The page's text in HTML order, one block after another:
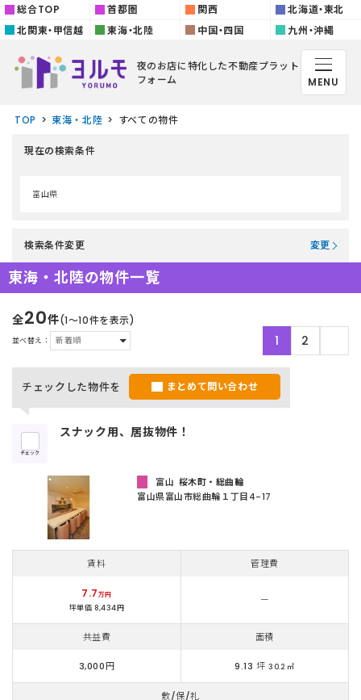
総合TOP 首都圏 関西
北海道・東北
北関東・甲信越
東海・北陸 中国・四国 九州・沖縄
夜のお店に特化した不動産プラット
フォーム
MENU
TOP 東海・北陸 すべての物件
現在の検索条件
富山県
検索条件変更 変更
東海・北陸の物件一覧
全20件(1〜10件を表示)
並べ替え： 1 2
チェックした物件を まとめて問い合わせ
チェック
スナック用、居抜物件！
富山 桜木町・総曲輪
富山県富山市総曲輪１丁目4-17
賃料 管理費
7.7万円
坪単価 8,434円
ー
共益費 面積
3,000円 9.13 坪30.2 ㎡
敷/保/礼